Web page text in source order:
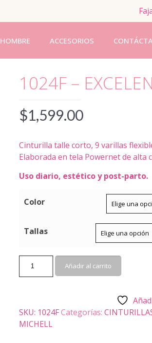
HOMBRE ACCESORIOS
1024F –
$1,599.00
Cinturilla talle corto, 9 varillas
Elaborada en tela Powernet de
Uso diario, estético y post-parto.
Color
Tallas
1024F
BROCHES
cantidad
Añadir al carrito
SKU: 1024FCategorías:
MICHELL